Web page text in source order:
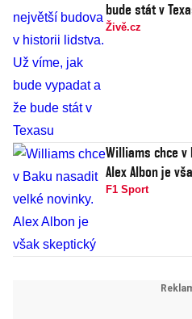
bude stát v
Živě.cz
Williams chce v
Alex Albon je
F1 Sport